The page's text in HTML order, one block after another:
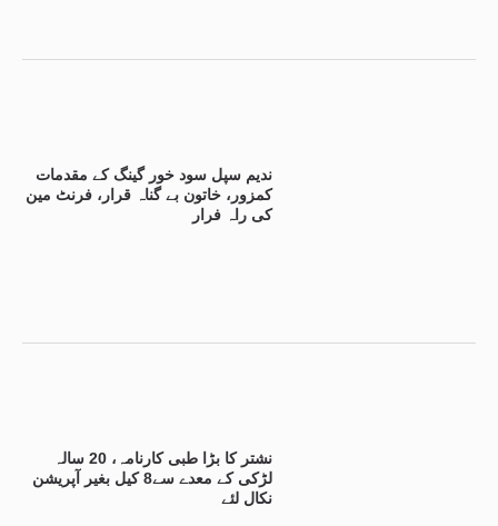
ندیم سپل سود خور گینگ کے مقدمات
کمزور، خاتون بے گناہ قرار، فرنٹ مین
کی راہ فرار
نشتر کا بڑا طبی کارنامہ، 20 سالہ
لڑکی کے معدے سے8 کیل بغیر آپریشن
نکال لئے